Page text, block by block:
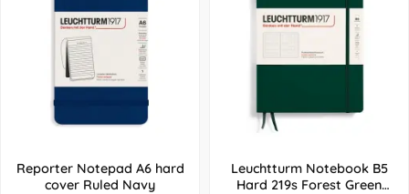
Reporter Notepad A6 hard
cover Ruled Navy
Leuchtturm Notebook B5
Hard 219s Forest Green